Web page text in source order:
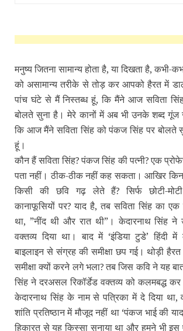
मनुष्‍य जितना सामान्‍य होता है, या दिखता है, कभी-
को असामान्‍य तरीके से तोड़ कर आपको हैरत में
पांच घंटे से मैं निस्‍तब्‍ध हूं, कि मैंने आज सविता
बोलते सुना है। मेरे कानों में अब भी उनके शब्‍द
कि आज मैंने सविता सिंह को पंकज सिंह पर बोलते
हूं।
कौन हैं सविता सिंह?पंकज सिंह की पत्‍नी?एक
पता नहीं। ठीक-ठीक नहीं कह सकता। आखिर
किसी की छवि गढ़ लेते हैं?सिर्फ छोटी-
कानाफूसियों पर?याद है, तब सविता सिंह का
था, ”नींद थी और रात थी”। केदारनाथ सिंह ने
वक्‍तव्‍य दिया था। बाद में ‘इंडिया टुडे’ हिंदी
बाइलाइन से संग्रह की समीक्षा छप गई। थोड़ी
समीक्षा क्‍यों करने लगे भला?तब जिस कवि ने यह
सिंह ने दरअसल रिकॉर्डेड वक्‍तव्‍य को कलमबद्ध
केदारनाथ सिंह के नाम से पत्रिका में दे दिया
शांति प्रतिष्‍ठान में मौजूद नहीं था ‘पंकज भाई की
हिकारत से यह किस्‍सा सुनाया था और हमने भी